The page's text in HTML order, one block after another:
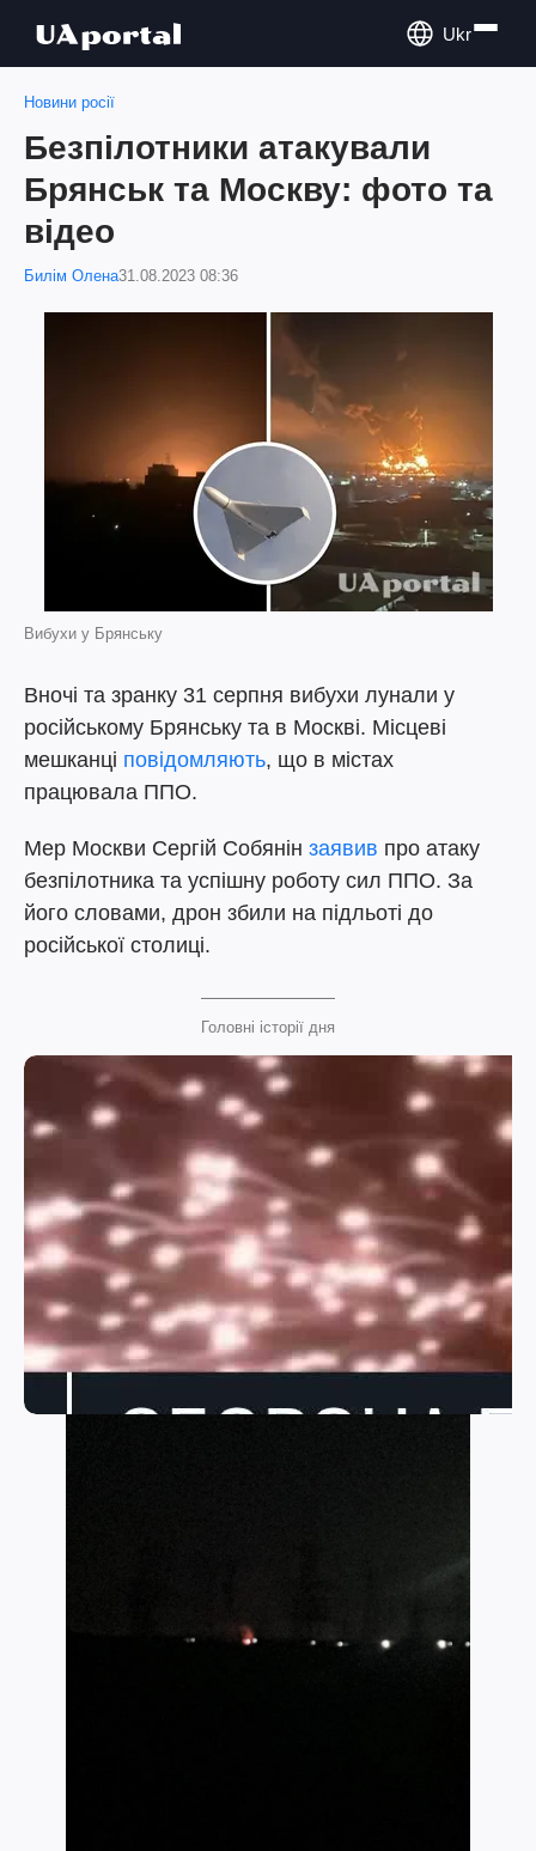
Ukr
Новини росії
Безпілотники атакували
Брянськ та Москву: фото та
відео
Билім Олена31.08.2023 08:36
Вибухи у Брянську
Вночі та зранку 31 серпня вибухи лунали у
російському Брянську та в Москві. Місцеві
мешканці повідомляють, що в містах
працювала ППО.
Мер Москви Сергій Собянін заявив про атаку
безпілотника та успішну роботу сил ППО. За
його словами, дрон збили на підльоті до
російської столиці.
Головні історії дня